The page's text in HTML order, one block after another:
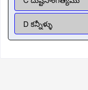
D కన్నీళ్ళు